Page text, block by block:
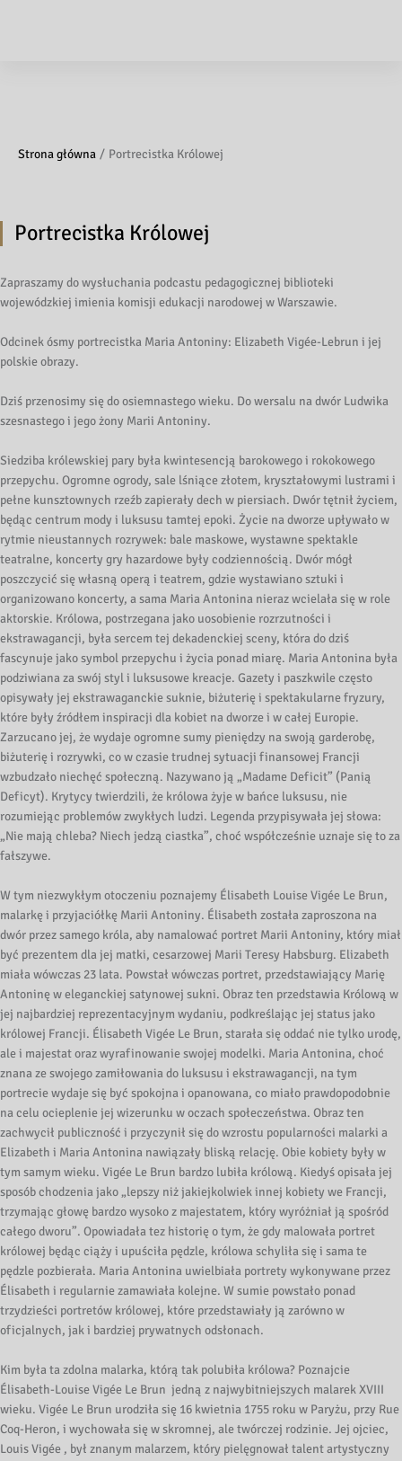
Strona główna Portrecistka Królowej
Portrecistka Królowej
Zapraszamy do wysłuchania podcastu pedagogicznej biblioteki
wojewódzkiej imienia komisji edukacji narodowej w Warszawie.
Odcinek ósmy portrecistka Maria Antoniny: Elizabeth Vigée-Lebrun i jej
polskie obrazy.
Dziś przenosimy się do osiemnastego wieku. Do wersalu na dwór Ludwika
szesnastego i jego żony Marii Antoniny.
Siedziba królewskiej pary była kwintesencją barokowego i rokokowego
przepychu. Ogromne ogrody, sale lśniące złotem, kryształowymi lustrami i
pełne kunsztownych rzeźb zapierały dech w piersiach. Dwór tętnił życiem,
będąc centrum mody i luksusu tamtej epoki. Życie na dworze upływało w
rytmie nieustannych rozrywek: bale maskowe, wystawne spektakle
teatralne, koncerty gry hazardowe były codziennością. Dwór mógł
poszczycić się własną operą i teatrem, gdzie wystawiano sztuki i
organizowano koncerty, a sama Maria Antonina nieraz wcielała się w role
aktorskie. Królowa, postrzegana jako uosobienie rozrzutności i
ekstrawagancji, była sercem tej dekadenckiej sceny, która do dziś
fascynuje jako symbol przepychu i życia ponad miarę. Maria Antonina była
podziwiana za swój styl i luksusowe kreacje. Gazety i paszkwile często
opisywały jej ekstrawaganckie suknie, biżuterię i spektakularne fryzury,
które były źródłem inspiracji dla kobiet na dworze i w całej Europie.
Zarzucano jej, że wydaje ogromne sumy pieniędzy na swoją garderobę,
biżuterię i rozrywki, co w czasie trudnej sytuacji finansowej Francji
wzbudzało niechęć społeczną. Nazywano ją „Madame Deficit” (Panią
Deficyt). Krytycy twierdzili, że królowa żyje w bańce luksusu, nie
rozumiejąc problemów zwykłych ludzi. Legenda przypisywała jej słowa:
„Nie mają chleba? Niech jedzą ciastka”, choć współcześnie uznaje się to za
fałszywe.
W tym niezwykłym otoczeniu poznajemy Élisabeth Louise Vigée Le Brun,
malarkę i przyjaciółkę Marii Antoniny. Élisabeth została zaproszona na
dwór przez samego króla, aby namalować portret Marii Antoniny, który miał
być prezentem dla jej matki, cesarzowej Marii Teresy Habsburg. Elizabeth
miała wówczas 23 lata. Powstał wówczas portret, przedstawiający Marię
Antoninę w eleganckiej satynowej sukni. Obraz ten przedstawia Królową w
jej najbardziej reprezentacyjnym wydaniu, podkreślając jej status jako
królowej Francji. Élisabeth Vigée Le Brun, starała się oddać nie tylko urodę,
ale i majestat oraz wyrafinowanie swojej modelki. Maria Antonina, choć
znana ze swojego zamiłowania do luksusu i ekstrawagancji, na tym
portrecie wydaje się być spokojna i opanowana, co miało prawdopodobnie
na celu ocieplenie jej wizerunku w oczach społeczeństwa. Obraz ten
zachwycił publiczność i przyczynił się do wzrostu popularności malarki a
Elizabeth i Maria Antonina nawiązały bliską relację. Obie kobiety były w
tym samym wieku. Vigée Le Brun bardzo lubiła królową. Kiedyś opisała jej
sposób chodzenia jako „lepszy niż jakiejkolwiek innej kobiety we Francji,
trzymając głowę bardzo wysoko z majestatem, który wyróżniał ją spośród
całego dworu”. Opowiadała tez historię o tym, że gdy malowała portret
królowej będąc ciąży i upuściła pędzle, królowa schyliła się i sama te
pędzle pozbierała. Maria Antonina uwielbiała portrety wykonywane przez
Élisabeth i regularnie zamawiała kolejne. W sumie powstało ponad
trzydzieści portretów królowej, które przedstawiały ją zarówno w
oficjalnych, jak i bardziej prywatnych odsłonach.
Kim była ta zdolna malarka, którą tak polubiła królowa? Poznajcie
Élisabeth-Louise Vigée Le Brun jedną z najwybitniejszych malarek XVIII
wieku. Vigée Le Brun urodziła się 16 kwietnia 1755 roku w Paryżu, przy Rue
Coq-Heron, i wychowała się w skromnej, ale twórczej rodzinie. Jej ojciec,
Louis Vigée , był znanym malarzem, który pielęgnował talent artystyczny